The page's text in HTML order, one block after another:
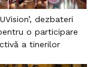
dezbateri
o participare
a tinerilor